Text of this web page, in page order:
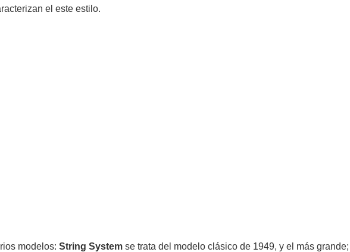
el este estilo.
modelos: String System se trata del modelo clásico de 1949, y el más grande;